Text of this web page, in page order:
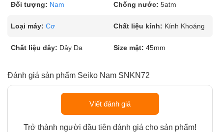
Đối tượng: Nam Chống nước: 5atm
Loại máy: Cơ Chất liệu kính: Kính Khoáng
Chất liệu dây: Dây Da Size mặt: 45mm
Đánh giá sản phẩm Seiko Nam SNKN72
Viết đánh giá
Trở thành người đầu tiên đánh giá cho sản phẩm!